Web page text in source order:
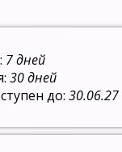
7 дней
30 дней
до: 30.06.27